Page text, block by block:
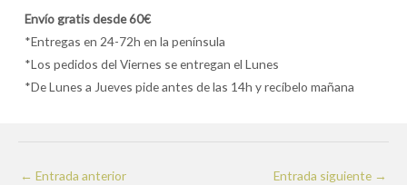
Envío gratis desde 60€
*Entregas en 24-72h en la península
*Los pedidos del Viernes se entregan el Lunes
*De Lunes a Jueves pide antes de las 14h y recíbelo mañana
Navegación
← Entrada anterior Entrada siguiente →